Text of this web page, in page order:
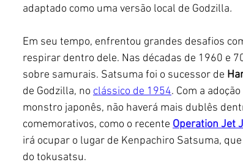
adaptado como uma versão local de Godzilla.
Em seu tempo, enfrentou grandes desafios
respirar dentro dele. Nas décadas de 1960 e
sobre samurais. Satsuma foi o sucessor de
de Godzilla, no clássico de 1954. Com a
monstro japonês, não haverá mais dublês
comemorativos, como o recente Operation Jet
irá ocupar o lugar de Kenpachiro Satsuma,
do tokusatsu.